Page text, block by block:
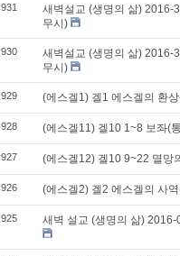
931
새벽설교 (생명의 삶) 2016-
무시)
930
새벽설교 (생명의 삶) 2016-
무시)
929 (에스겔1) 겔1 에스겔의 환
928 (에스겔11) 겔10 1~8 보좌(
927 (에스겔12) 겔10 9~22 멸망
926 (에스겔2) 겔2 에스겔의 사
925 새벽 설교 (생명의 삶)